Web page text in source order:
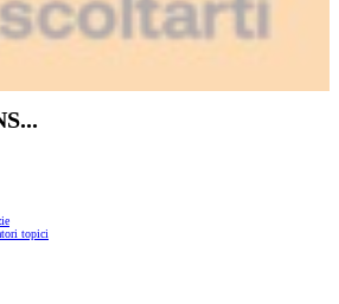
topici